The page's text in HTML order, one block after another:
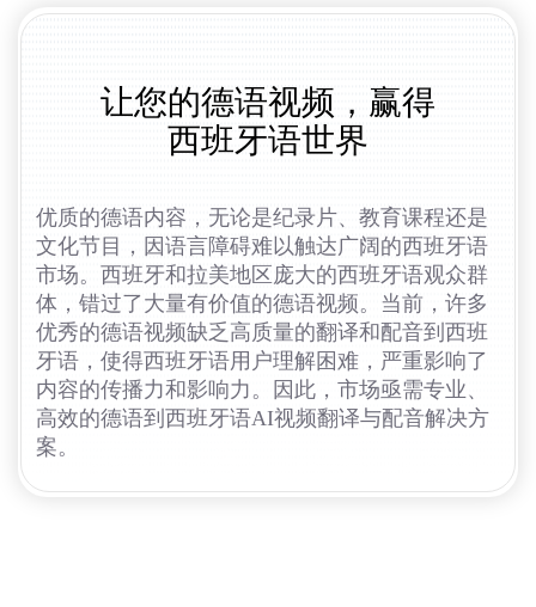
让您的德语视频，赢得
西班牙语世界
优质的德语内容，无论是纪录片、教育课程还是
文化节目，因语言障碍难以触达广阔的西班牙语
市场。西班牙和拉美地区庞大的西班牙语观众群
体，错过了大量有价值的德语视频。当前，许多
优秀的德语视频缺乏高质量的翻译和配音到西班
牙语，使得西班牙语用户理解困难，严重影响了
内容的传播力和影响力。因此，市场亟需专业、
高效的德语到西班牙语AI视频翻译与配音解决方
案。